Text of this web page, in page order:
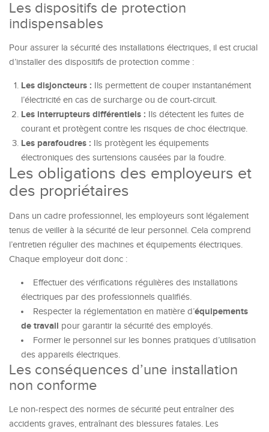
Les dispositifs de protection
indispensables
Pour assurer la sécurité des installations électriques, il est crucial
d’installer des dispositifs de protection comme :
Les disjoncteurs : Ils permettent de couper instantanément
l’électricité en cas de surcharge ou de court-circuit.
Les interrupteurs différentiels : Ils détectent les fuites de
courant et protègent contre les risques de choc électrique.
Les parafoudres : Ils protègent les équipements
électroniques des surtensions causées par la foudre.
Les obligations des employeurs et
des propriétaires
Dans un cadre professionnel, les employeurs sont légalement
tenus de veiller à la sécurité de leur personnel. Cela comprend
l’entretien régulier des machines et équipements électriques.
Chaque employeur doit donc :
Effectuer des vérifications régulières des installations
électriques par des professionnels qualifiés.
Respecter la réglementation en matière d’équipements
de travail pour garantir la sécurité des employés.
Former le personnel sur les bonnes pratiques d’utilisation
des appareils électriques.
Les conséquences d’une installation
non conforme
Le non-respect des normes de sécurité peut entraîner des
accidents graves, entraînant des blessures fatales. Les